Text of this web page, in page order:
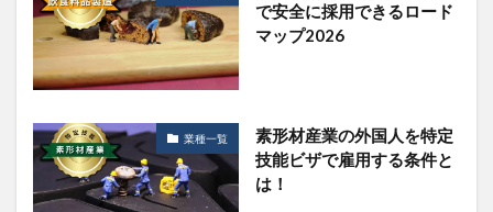
で安全に採用できるロード
マップ2026
業種一覧
素形材産業の外国人を特定
技能ビザで雇用する条件と
は！